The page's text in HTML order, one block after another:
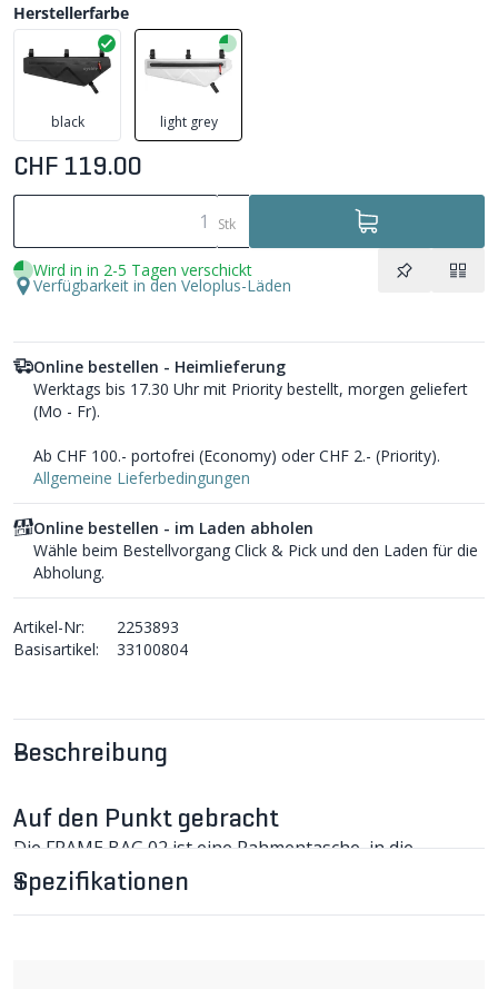
Beschreibung
Auf den Punkt gebracht
Die FRAME BAG 02 ist eine Rahmentasche, in die
erstaunlich viel hinein passt. Durch ihr minimalistisches
Design und das leichte Gewicht ideal für
Langdistanzrennen und Leichtgewichtfans.
Spezifikationen
Herstellerfarbe
black light grey
CHF 119.00
Stk
Wird in in 2-5 Tagen verschickt
Verfügbarkeit in den Veloplus-Läden
Online bestellen - Heimlieferung
Werktags bis 17.30 Uhr mit Priority bestellt, morgen geliefert
(Mo - Fr).
Ab CHF 100.- portofrei (Economy) oder CHF 2.- (Priority).
Allgemeine Lieferbedingungen
Online bestellen - im Laden abholen
Wähle beim Bestellvorgang Click & Pick und den Laden für die
Abholung.
Artikel-Nr:
2253893
Basisartikel:
33100804